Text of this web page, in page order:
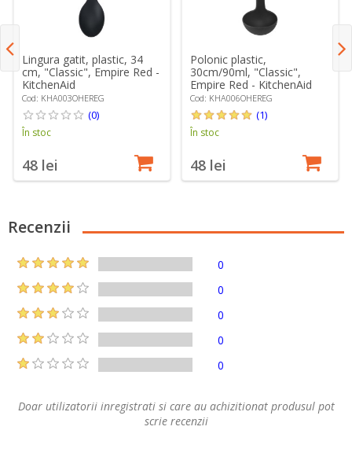
Lingura gatit, plastic, 34
cm, "Classic", Empire Red -
KitchenAid
Cod: KHA003OHEREG
(0)
În stoc
48 lei
Polonic plastic,
30cm/90ml, "Classic",
Empire Red - KitchenAid
Cod: KHA006OHEREG
(1)
În stoc
48 lei
Recenzii
0
0
0
0
0
Doar utilizatorii inregistrati si care au achizitionat produsul pot
scrie recenzii